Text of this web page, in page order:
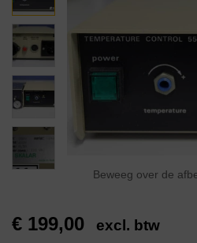
Beweeg over de
€ 199,00 excl. btw